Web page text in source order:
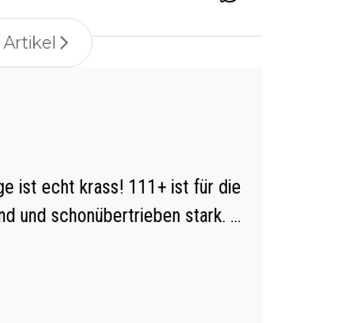
111+ ist für die
und schonübertrieben stark. U